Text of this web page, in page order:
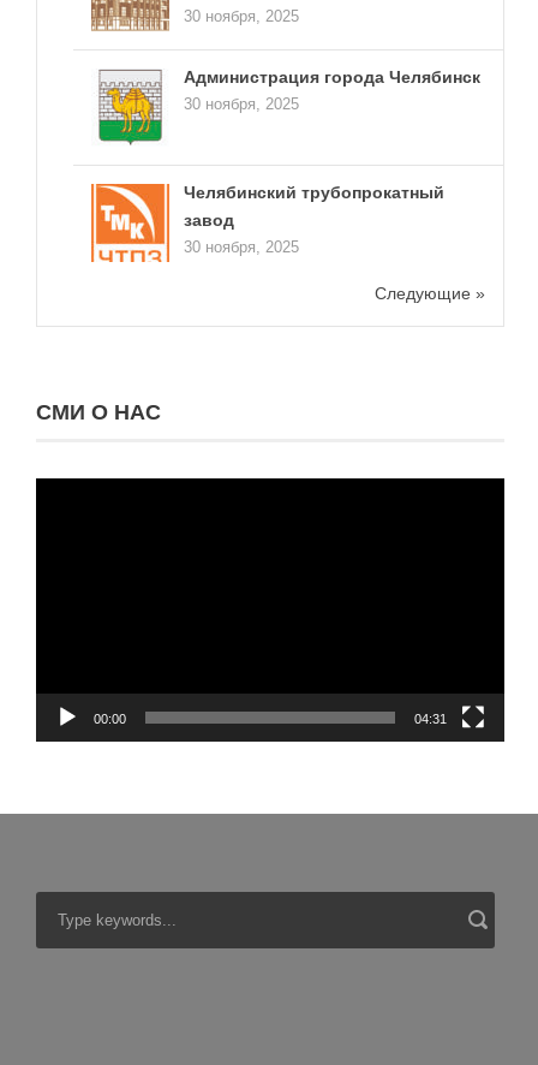
30 ноября, 2025
Администрация города Челябинск
30 ноября, 2025
Челябинский трубопрокатный
завод
30 ноября, 2025
Следующие »
СМИ О НАС
00:00 04:31